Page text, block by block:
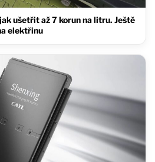
ušetřit až 7 korun na litru. Ještě
elektřinu